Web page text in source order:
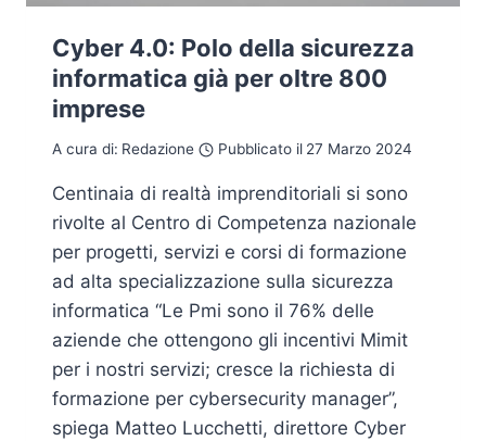
Cyber 4.0: Polo della sicurezza
informatica già per oltre 800
imprese
A cura di: Redazione Pubblicato il 27 Marzo 2024
Centinaia di realtà imprenditoriali si sono
rivolte al Centro di Competenza nazionale
per progetti, servizi e corsi di formazione
ad alta specializzazione sulla sicurezza
informatica “Le Pmi sono il 76% delle
aziende che ottengono gli incentivi Mimit
per i nostri servizi; cresce la richiesta di
formazione per cybersecurity manager”,
spiega Matteo Lucchetti, direttore Cyber